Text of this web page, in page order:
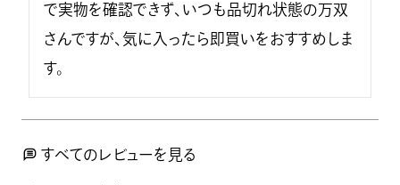
で実物を確認できず、いつも品切れ状態の万双
さんですが、気に入ったら即買いをおすすめしま
す。
すべてのレビューを見る